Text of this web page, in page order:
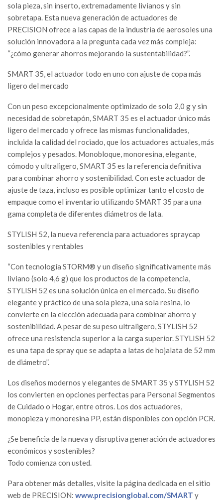
sola pieza, sin inserto, extremadamente livianos y sin
sobretapa. Esta nueva generación de actuadores de
PRECISION ofrece a las capas de la industria de aerosoles una
solución innovadora a la pregunta cada vez más compleja:
“¿cómo generar ahorros mejorando la sustentabilidad?”.
SMART 35, el actuador todo en uno con ajuste de copa más
ligero del mercado
Con un peso excepcionalmente optimizado de solo 2,0 g y sin
necesidad de sobretapón, SMART 35 es el actuador único más
ligero del mercado y ofrece las mismas funcionalidades,
incluida la calidad del rociado, que los actuadores actuales, más
complejos y pesados. Monobloque, monoresina, elegante,
cómodo y ultraligero, SMART 35 es la referencia definitiva
para combinar ahorro y sostenibilidad. Con este actuador de
ajuste de taza, incluso es posible optimizar tanto el costo de
empaque como el inventario utilizando SMART 35 para una
gama completa de diferentes diámetros de lata.
STYLISH 52, la nueva referencia para actuadores spraycap
sostenibles y rentables
“Con tecnología STORM® y un diseño significativamente más
liviano (solo 4,6 g) que los productos de la competencia,
STYLISH 52 es una solución única en el mercado. Su diseño
elegante y práctico de una sola pieza, una sola resina, lo
convierte en la elección adecuada para combinar ahorro y
sostenibilidad. A pesar de su peso ultraligero, STYLISH 52
ofrece una resistencia superior a la carga superior. STYLISH 52
es una tapa de spray que se adapta a latas de hojalata de 52 mm
de diámetro”.
Los diseños modernos y elegantes de SMART 35 y STYLISH 52
los convierten en opciones perfectas para Personal Segmentos
de Cuidado o Hogar, entre otros. Los dos actuadores,
monopieza y monoresina PP, están disponibles con opción PCR.
¿Se beneficia de la nueva y disruptiva generación de actuadores
económicos y sostenibles?
Todo comienza con usted.
Para obtener más detalles, visite la página dedicada en el sitio
web de PRECISION: www.precisionglobal.com/SMART y